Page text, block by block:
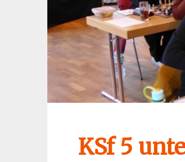
KSf 5